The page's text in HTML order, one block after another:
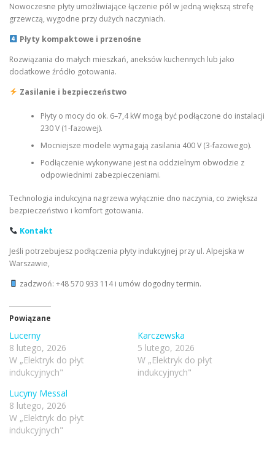
Nowoczesne płyty umożliwiające łączenie pól w jedną większą strefę
grzewczą, wygodne przy dużych naczyniach.
Płyty kompaktowe i przenośne
Rozwiązania do małych mieszkań, aneksów kuchennych lub jako
dodatkowe źródło gotowania.
Zasilanie i bezpieczeństwo
Płyty o mocy do ok. 6–7,4 kW mogą być podłączone do instalacji
230 V (1-fazowej).
Mocniejsze modele wymagają zasilania 400 V (3-fazowego).
Podłączenie wykonywane jest na oddzielnym obwodzie z
odpowiednimi zabezpieczeniami.
Technologia indukcyjna nagrzewa wyłącznie dno naczynia, co zwiększa
bezpieczeństwo i komfort gotowania.
Kontakt
Jeśli potrzebujesz podłączenia płyty indukcyjnej przy ul. Alpejska w
Warszawie,
zadzwoń: +48 570 933 114 i umów dogodny termin.
Powiązane
Lucerny
8 lutego, 2026
W „Elektryk do płyt
indukcyjnych"
Karczewska
5 lutego, 2026
W „Elektryk do płyt
indukcyjnych"
Lucyny Messal
8 lutego, 2026
W „Elektryk do płyt
indukcyjnych"